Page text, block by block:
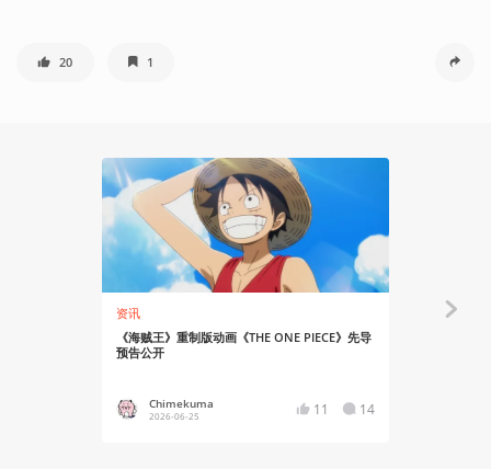
20 1
资讯
《海贼王》重制版动画《THE ONE PIECE》先导
预告公开
Chimekuma
2026-06-25 11 14